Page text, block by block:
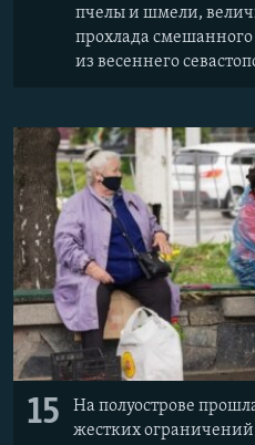
пчелы и шмели,
прохлада
из весеннего
15
На полуострове
жестких ограничений